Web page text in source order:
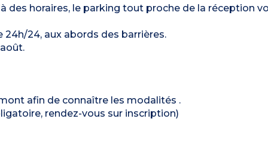
des horaires, le parking tout proche de la réception
24, aux abords des barrières.
afin de connaître les modalités .
rendez-vous sur inscription)